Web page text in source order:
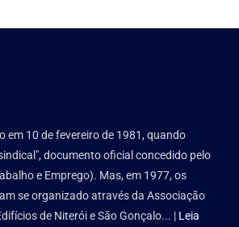
em 10 de fevereiro de 1981, quando
documento oficial concedido pelo
e Emprego). Mas, em 1977, os
se organizado através da Associação
de Niterói e São Gonçalo... | Leia